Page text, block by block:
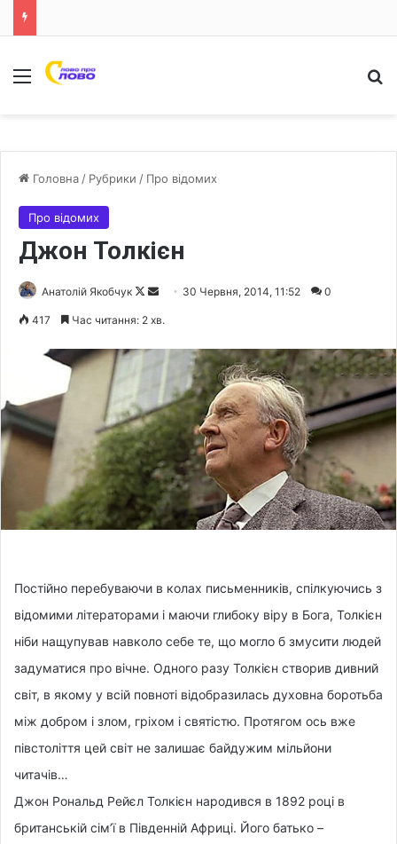
Меню
Головна / Рубрики / Про відомих
Про відомих
Джон Толкієн
Анатолій Якобчук
F
l
o
n m
a
i
l
30 Червня, 2014, 11:52 0
417 Час читання: 2 хв.
Постійно перебуваючи в колах письменників, спілкуючись з
відомими літераторами і маючи глибоку віру в Бога, Толкієн
ніби нащупував навколо себе те, що могло б змусити людей
задуматися про вічне. Одного разу Толкієн створив дивний
світ, в якому у всій повноті відобразилась духовна боротьба
між добром і злом, гріхом і святістю. Протягом ось вже
півстоліття цей світ не залишає байдужим мільйони
читачів…
Джон Рональд Рейєл Толкієн народився в 1892 році в
британській сім’ї в Південній Африці. Його батько –